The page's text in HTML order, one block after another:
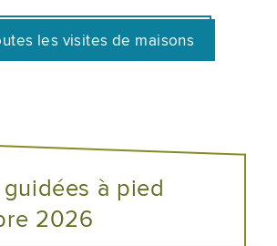
les visites de maisons
à pied
2026